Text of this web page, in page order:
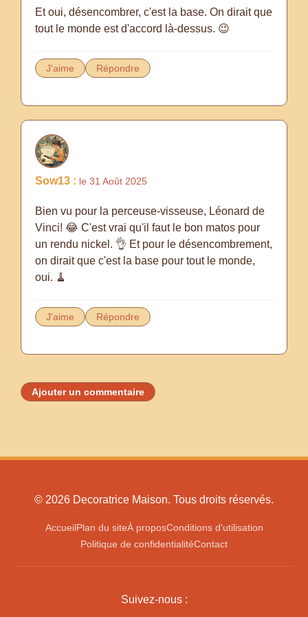
Et oui, désencombrer, c'est la base. On dirait que
tout le monde est d'accord là-dessus. 😉
J'aime Répondre
Sow13 : le 31 Août 2025
Bien vu pour la perceuse-visseuse, Léonard de
Vinci! 😂 C'est vrai qu'il faut le bon matos pour
un rendu nickel. 👌 Et pour le désencombrement,
on dirait que c'est la base pour tout le monde,
oui. 🧹
J'aime Répondre
Ajouter un commentaire
© 2026 Decoratrice Maison. Tous droits réservés.
AccueilPlan du siteÀ proposConditions d'utilisation
Politique de confidentialitéContact
Suivez-nous :